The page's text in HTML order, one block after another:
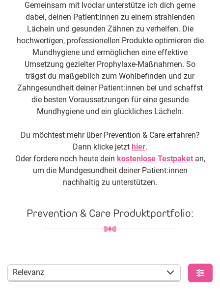
Gemeinsam mit Ivoclar unterstütze ich dich gerne
dabei, deinen Patient:innen zu einem strahlenden
Lächeln und gesunden Zähnen zu verhelfen. Die
hochwertigen, professionellen Produkte optimieren die
Mundhygiene und ermöglichen eine effektive
Umsetzung gezielter Prophylaxe-Maßnahmen. So
trägst du maßgeblich zum Wohlbefinden und zur
Zahngesundheit deiner Patient:innen bei und schaffst
die besten Voraussetzungen für eine gesunde
Mundhygiene und ein glückliches Lächeln.
Du möchtest mehr über Prevention & Care erfahren?
Dann klicke jetzt hier.
Oder fordere noch heute dein kostenlose Testpaketan,
um die Mundgesundheit deiner Patient:innen
nachhaltig zu unterstützen.
Prevention & Care Produktportfolio:
Relevanz